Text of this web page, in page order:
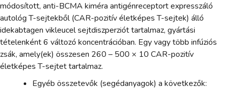
módosított, anti-BCMA kiméra antigénreceptort expresszáló
autológ T-sejtekből (CAR-pozitív életképes T-sejtek) álló
idekabtagen vikleucel sejtdiszperziót tartalmaz, gyártási
tételenként 6 változó koncentrációban. Egy vagy több infúziós
zsák, amely(ek) összesen 260 – 500 × 10 CAR-pozitív
életképes T-sejtet tartalmaz.
Egyéb összetevők (segédanyagok) a következők: